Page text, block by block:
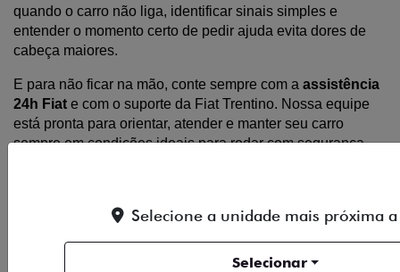
quando o carro não liga, identificar sinais simples e
entender o momento certo de pedir ajuda evita dores de
cabeça maiores.
E para não ficar na mão, conte sempre com a assistência
24h Fiat e com o suporte da Fiat Trentino. Nossa equipe
está pronta para orientar, atender e manter seu carro
sempre em condições ideais para rodar com segurança.
Selecione a unidade mais próxima a
Selecionar